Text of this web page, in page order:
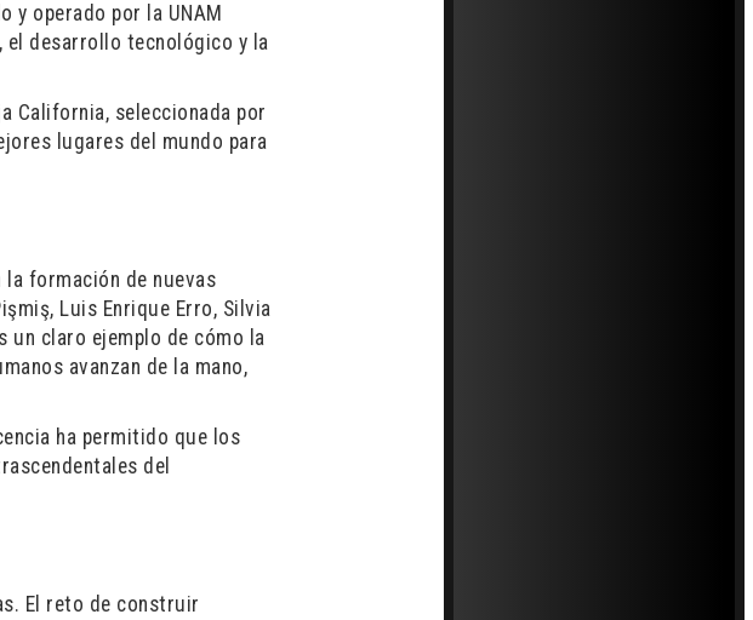
y operado por la UNAM
el desarrollo tecnológico y la
California, seleccionada por
lugares del mundo para
la formación de nuevas
Luis Enrique Erro, Silvia
un claro ejemplo de cómo la
avanzan de la mano,
ha permitido que los
del
El reto de construir